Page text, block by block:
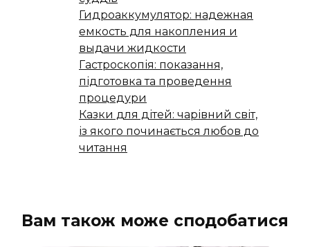
Гидроаккумулятор: надежная
емкость для накопления и
выдачи жидкости
Гастроскопія: показання,
підготовка та проведення
процедури
Казки для дітей: чарівний світ,
із якого починається любов до
читання
Вам також може сподобатися